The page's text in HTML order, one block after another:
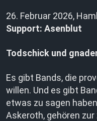
26. Februar 2026,
Support: Asenblut
Todschick und
Es gibt Bands, die
willen. Und es gibt
etwas zu sagen
Askeroth, gehören